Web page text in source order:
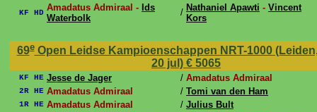
KF HD Amadatus Admiraal - Ids
Waterbolk
/ Nathaniel Apawti - Vincent
Kors
69eOpen Leidse Kampioenschappen NRT-1000
20 jul) € 5065
KF HE Jesse de Jager / Amadatus Admiraal
2R HE Amadatus Admiraal / Tomi van den Ham
1R HE Amadatus Admiraal / Julius Bult